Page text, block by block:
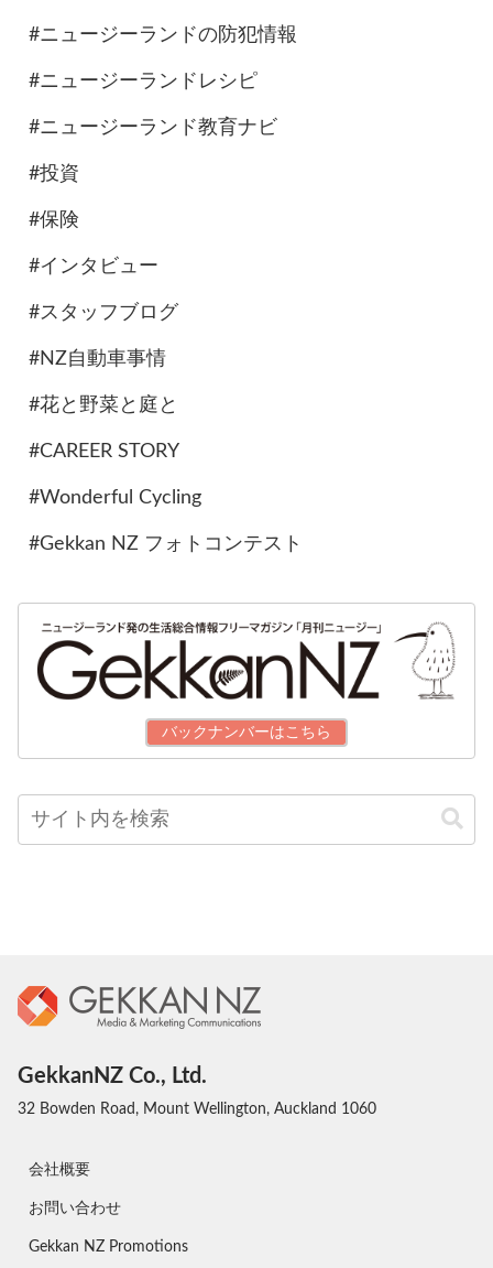
#ニュージーランドの防犯情報
#ニュージーランドレシピ
#ニュージーランド教育ナビ
#投資
#保険
#インタビュー
#スタッフブログ
#NZ自動車事情
#花と野菜と庭と
#CAREER STORY
#Wonderful Cycling
#Gekkan NZ フォトコンテスト
バックナンバーはこちら
GekkanNZ Co., Ltd.
32 Bowden Road, Mount Wellington, Auckland 1060
会社概要
お問い合わせ
Gekkan NZ Promotions